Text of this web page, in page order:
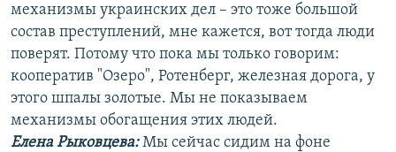
механизмы украинских дел – это тоже большой
состав преступлений, мне кажется, вот тогда люди
поверят. Потому что пока мы только говорим:
кооператив "Озеро", Ротенберг, железная дорога, у
этого шпалы золотые. Мы не показываем
механизмы обогащения этих людей.
Елена Рыковцева:Мы сейчас сидим на фоне